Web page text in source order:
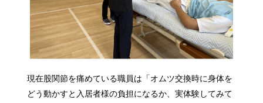
現在股関節を痛めている職員は「オムツ交換時に身体を
どう動かすと入居者様の負担になるか、実体験してみて